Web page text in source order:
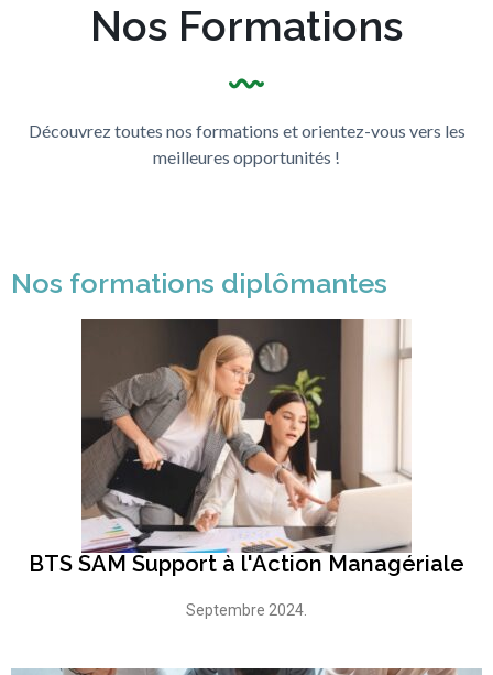
Nos Formations
Découvrez toutes nos formations et orientez-vous vers les
meilleures opportunités !
Nos formations diplômantes
BTS SAM Support à l'Action Managériale
Septembre 2024.